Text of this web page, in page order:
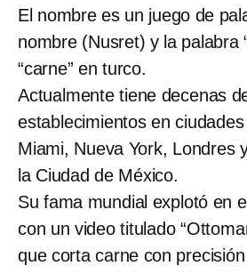
El nombre es un juego de
nombre (Nusret) y la palabra
“carne” en turco.
Actualmente tiene decenas
establecimientos en
Miami, Nueva York, Londres
la Ciudad de México.
Su fama mundial explotó en
con un video titulado
que corta carne con